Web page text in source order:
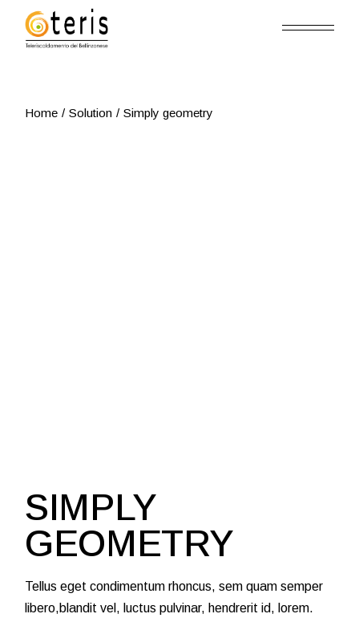
content
Home Solution Simply geometry
SIMPLY
GEOMETRY
Tellus eget condimentum rhoncus, sem quam semper
libero,blandit vel, luctus pulvinar, hendrerit id, lorem.